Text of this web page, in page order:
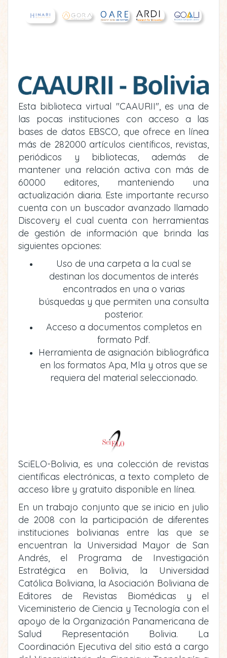
Esta biblioteca virtual "CAAURII", es una de
las pocas instituciones con acceso a las
bases de datos EBSCO, que ofrece en línea
más de 282000 artículos científicos, revistas,
periódicos y bibliotecas, además de
mantener una relación activa con más de
60000 editores, manteniendo una
actualización diaria. Este importante recurso
cuenta con un buscador avanzado llamado
Discovery el cual cuenta con herramientas
de gestión de información que brinda las
siguientes opciones:
Uso de una carpeta a la cual se
destinan los documentos de interés
encontrados en una o varias
búsquedas y que permiten una consulta
posterior.
Acceso a documentos completos en
formato Pdf.
Herramienta de asignación bibliográfica
en los formatos Apa, Mla y otros que se
requiera del material seleccionado.
SciELO-Bolivia, es una colección de revistas
científicas electrónicas, a texto completo de
acceso libre y gratuito disponible en línea.
En un trabajo conjunto que se inicio en julio
de 2008 con la participación de diferentes
instituciones bolivianas entre las que se
encuentran la Universidad Mayor de San
Andrés, el Programa de Investigación
Estratégica en Bolivia, la Universidad
Católica Boliviana, la Asociación Boliviana de
Editores de Revistas Biomédicas y el
Viceministerio de Ciencia y Tecnología con el
apoyo de la Organización Panamericana de
Salud Representación Bolivia. La
Coordinación Ejecutiva del sitio está a cargo